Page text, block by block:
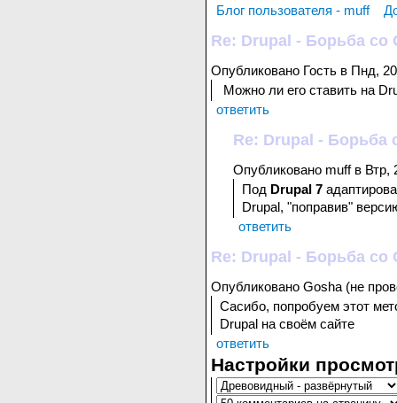
Блог пользователя - muff
Re: Drupal - Борьба
Опубликовано Гость в Пнд,
Можно ли его ставить на
ответить
Re: Drupal -
Опубликовано muff в Втр,
Под Drupal 7
Drupal, "поправив"
ответить
Re: Drupal - Борьба
Опубликовано Gosha (не
Сасибо, попробуем этот
Drupal на своём сайте
ответить
Настройки